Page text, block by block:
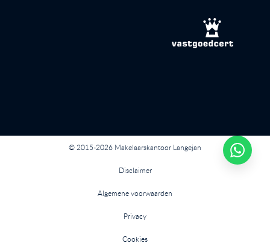
© 2015-2026 Makelaarskantoor Langejan
Disclaimer
Algemene voorwaarden
Privacy
Cookies